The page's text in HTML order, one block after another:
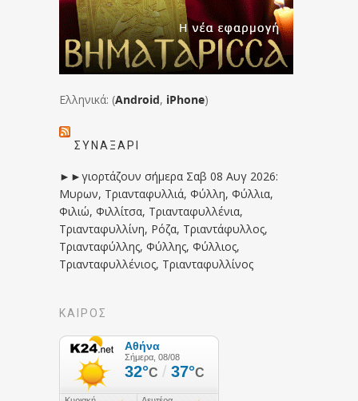
Ελληνικά: (Android, iPhone)
ΣΥΝΑΞΆΡΙ
►►γιορτάζουν σήμερα Σαβ 08 Αυγ 2026:
Μυρων, Τριανταφυλλιά, Φύλλη, Φύλλια,
Φιλιώ, Φιλλίτσα, Τριανταφυλλένια,
Τριανταφυλλίνη, Ρόζα, Τριαντάφυλλος,
Τριανταφύλλης, Φύλλης, Φύλλιος,
Τριανταφυλλένιος, Τριανταφυλλίνος
ΚΑΙΡΟΣ